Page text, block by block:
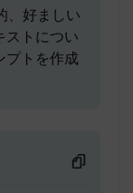
、好ましい
ストについ
プトを作成